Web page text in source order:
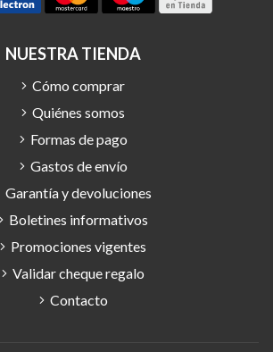
NUESTRA TIENDA
Cómo comprar
Quiénes somos
Formas de pago
Gastos de envío
Garantía y devoluciones
Boletines informativos
Promociones vigentes
Validar cheque regalo
Contacto